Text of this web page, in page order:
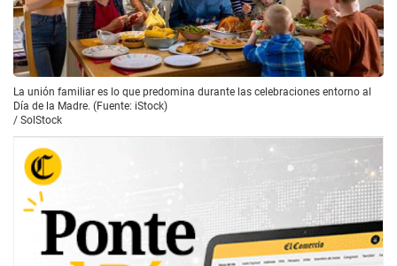
La unión familiar es lo que predomina durante las celebraciones entorno al
Día de la Madre. (Fuente: iStock)
/ SolStock